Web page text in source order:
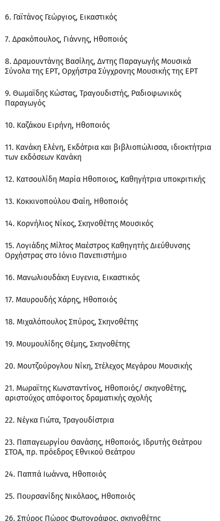
6. Γαϊτάνος Γεώργιος, Εικαστικός
7. Δρακόπουλος, Γιάννης, Ηθοποιός
8. Δραμουντάνης Βασίλης, Δντης Παραγωγής Μουσικά
Σύνολα της ΕΡΤ, Ορχήστρα Σύγχρονης Μουσικής της ΕΡΤ
9. Θωμαϊδης Κώστας, Τραγουδιστής, Ραδιοφωνικός
Παραγωγός
10. Καζάκου Ειρήνη, Ηθοποιός
11. Κανάκη Ελένη, Εκδότρια και βιβλιοπώλισσα, ιδιοκτήτρια
των εκδόσεων Κανάκη
12. Κατσουλίδη Μαρία Ηθοποιος, Καθηγήτρια υποκριτικής
13. Κοκκινοπούλου Φαίη, Ηθοποιός
14. Κορνήλιος Νίκος, Σκηνοθέτης Μουσικός
15. Λογιάδης Μίλτος Μαέστρος Καθηγητής Διεύθυνσης
Ορχήστρας στο Ιόνιο Πανεπιστήμιο
16. Μανωλιουδάκη Ευγενια, Εικαστικός
17. Μαυρουδής Χάρης, Ηθοποιός
18. Μιχαλόπουλος Σπύρος, Σκηνοθέτης
19. Μουμουλίδης Θέμης, Σκηνοθέτης
20. Μουτζούρογλου Νίκη, Στέλεχος Μεγάρου Μουσικής
21. Μωραϊτης Κωνσταντίνος, Ηθοποιός/ σκηνοθέτης,
αριστούχος απόφοιτος δραματικής σχολής
22. Νέγκα Γιώτα, Τραγουδίστρια
23. Παπαγεωργίου Θανάσης, Ηθοποιός, Ιδρυτής Θεάτρου
ΣΤΟΑ, πρ. πρόεδρος Εθνικού Θεάτρου
24. Παππά Ιωάννα, Ηθοποιός
25. Πουρσανίδης Νικόλαος, Ηθοποιός
26. Σπύρος Πώρος Φωτογράφος, σκηνοθέτης